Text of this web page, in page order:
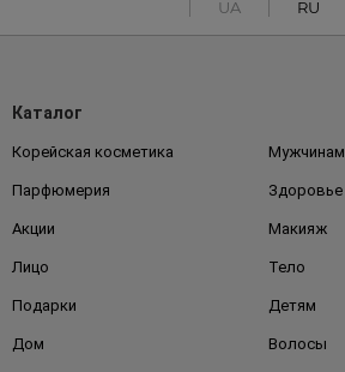
UA RU
Каталог
Корейская косметика Мужчинам
Парфюмерия Здоровье
Акции Макияж
Лицо Тело
Подарки Детям
Дом Волосы